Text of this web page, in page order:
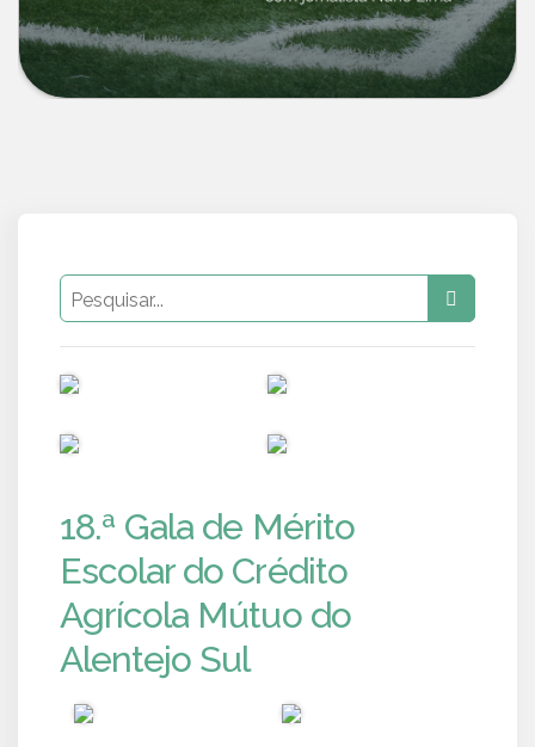
18.ª Gala de Mérito
Escolar do Crédito
Agrícola Mútuo do
Alentejo Sul